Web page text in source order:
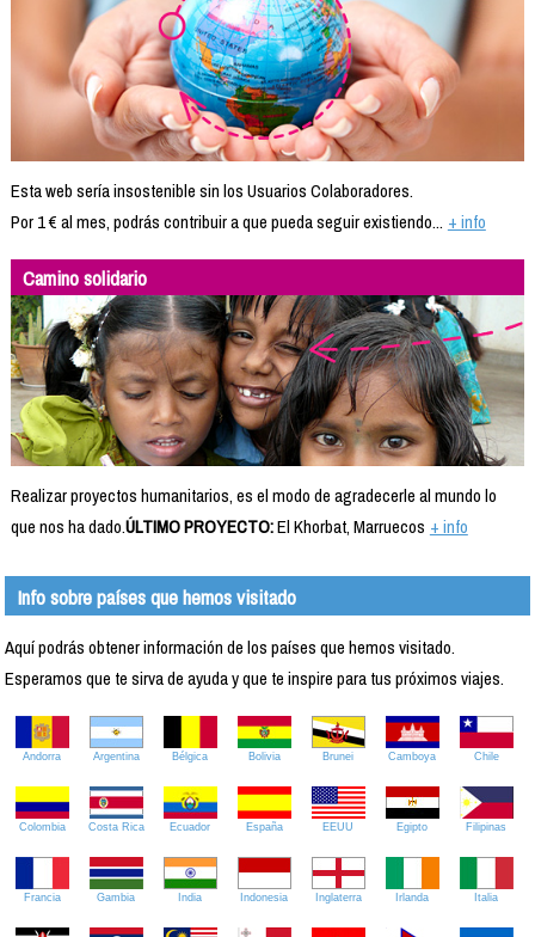
Esta web sería insostenible sin los Usuarios Colaboradores.
Por 1 € al mes, podrás contribuir a que pueda seguir existiendo... + info
Camino solidario
Realizar proyectos humanitarios, es el modo de agradecerle al mundo lo
que nos ha dado.ÚLTIMO PROYECTO:El Khorbat, Marruecos + info
Info sobre países que hemos visitado
Aquí podrás obtener información de los países que hemos visitado.
Esperamos que te sirva de ayuda y que te inspire para tus próximos viajes.
Andorra Argentina Bélgica Bolivia Brunei Camboya Chile
Colombia Costa Rica Ecuador España EEUU Egipto Filipinas
Francia Gambia India Indonesia Inglaterra Irlanda Italia